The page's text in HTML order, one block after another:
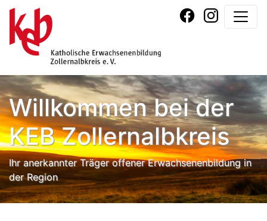
Willkommen bei der
KEB Zollernalbkreis
Ihr anerkannter Träger offener Erwachsenenbildung in
der Region